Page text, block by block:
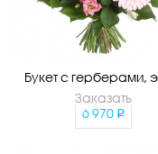
Букет с герберами,
Заказать
6 970